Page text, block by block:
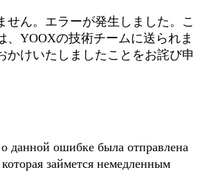
せん。エラーが発生しました。こ
、YOOXの技術チームに送られま
かけいたしましたことをお詫び申
данной ошибке была отправлена
займется немедленным